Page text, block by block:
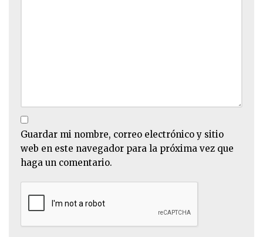
Guardar mi nombre, correo electrónico y sitio
web en este navegador para la próxima vez que
haga un comentario.